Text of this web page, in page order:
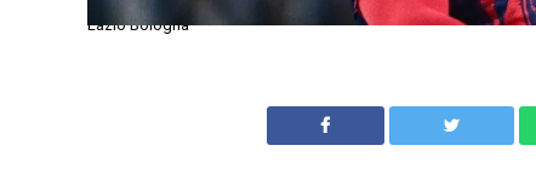
Lazio Bologna